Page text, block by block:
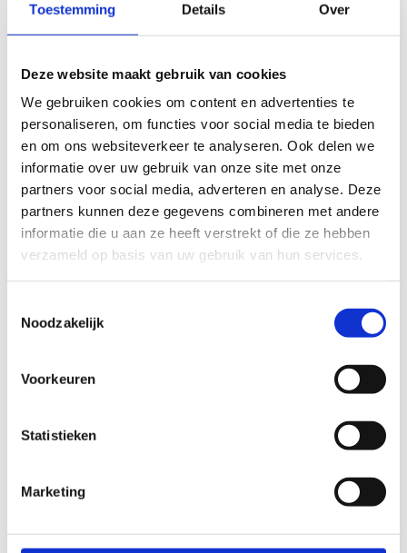
Toestemming Details Over
Deze website maakt gebruik van cookies
We gebruiken cookies om content en advertenties te
personaliseren, om functies voor social media te bieden
en om ons websiteverkeer te analyseren. Ook delen we
informatie over uw gebruik van onze site met onze
partners voor social media, adverteren en analyse. Deze
partners kunnen deze gegevens combineren met andere
informatie die u aan ze heeft verstrekt of die ze hebben
verzameld op basis van uw gebruik van hun services.
Noodzakelijk
Voorkeuren
Statistieken
Marketing
Blauwe lus: 6,1 km, 95% onverhard, loopt door
Rode lus: 9,53 km, 94% onverhard, combineert de
groene en blauwe lus en bevat alle
bezienswaardigheden
De routes zijn goed bewegwijzerd en bieden een rustige
en natuurlijke omgeving, perfect om je hartslag omhoog
te jagen en te genieten van de natuur
Startplaatsen